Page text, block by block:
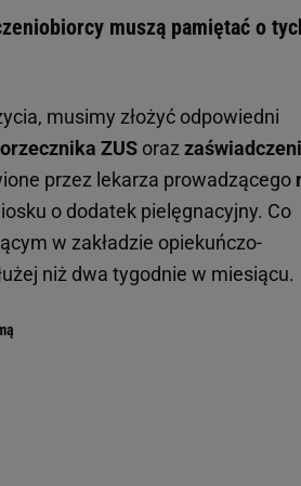
muszą pamiętać o
musimy złożyć odpowiedni
ZUS oraz
przez lekarza prowadzącego
o dodatek pielęgnacyjny. Co
w zakładzie opiekuńczo-
niż dwa tygodnie w miesiącu.